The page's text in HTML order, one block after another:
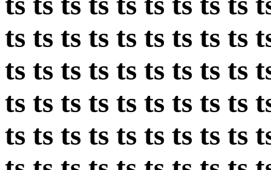
ts ts ts ts ts ts ts ts ts
ts ts ts ts ts ts ts ts ts
ts ts ts ts ts ts ts ts ts
ts ts ts ts ts ts ts ts ts